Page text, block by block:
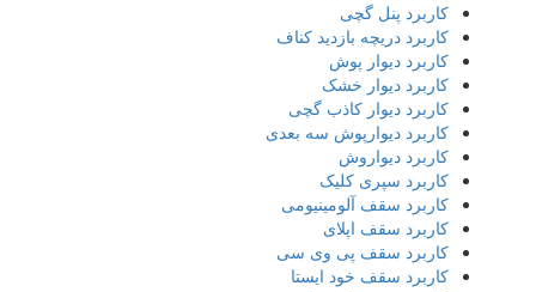
کاربرد پنل گچی
کاربرد دریچه بازدید کناف
کاربرد دیوار پوش
کاربرد دیوار خشک
کاربرد دیوار کاذب گچی
کاربرد دیوارپوش سه بعدی
کاربرد دیواروش
کاربرد سپری کلیک
کاربرد سقف آلومینیومی
کاربرد سقف اپلای
کاربرد سقف پی وی سی
کاربرد سقف خود ایستا